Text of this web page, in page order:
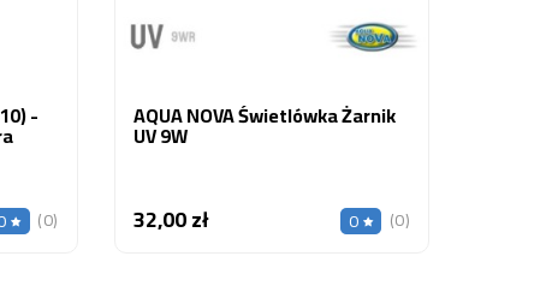
-
(0)
AQUA NOVA Świetlówka Żarnik
UV 9W
32,00 złCena 0 (0)